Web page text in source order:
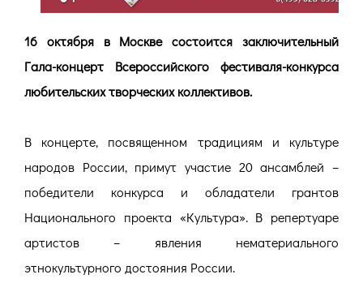
16 октября в Москве состоится заключительный
Гала-концерт Всероссийского фестиваля-конкурса
любительских творческих коллективов.
В концерте, посвященном традициям и культуре
народов России, примут участие 20 ансамблей –
победители конкурса и обладатели грантов
Национального проекта «Культура». В репертуаре
артистов – явления нематериального
этнокультурного достояния России.